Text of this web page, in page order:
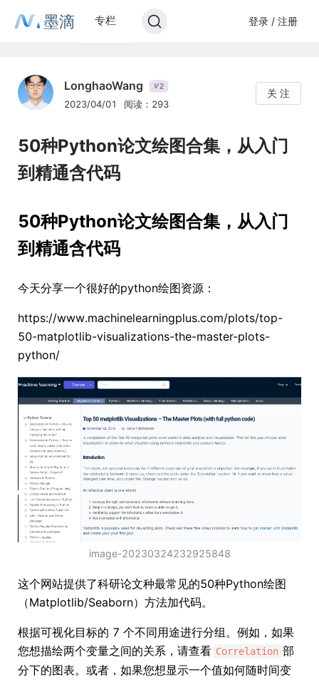
墨滴 专栏 登录 / 注册
LonghaoWang V2
2023/04/01 阅读：293
关 注
50种Python论文绘图合集，从入门
到精通含代码
50种Python论文绘图合集，从入门
到精通含代码
今天分享一个很好的python绘图资源：
https://www.machinelearningplus.com/plots/top-
50-matplotlib-visualizations-the-master-plots-
python/
image-20230324232925848
这个网站提供了科研论文种最常见的50种Python绘图
（Matplotlib/Seaborn）方法加代码。
根据可视化目标的 7 个不同用途进行分组。例如，如果
您想描绘两个变量之间的关系，请查看 Correlation 部
分下的图表。或者，如果您想显示一个值如何随时间变